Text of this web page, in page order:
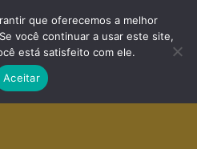
0
que oferecemos a melhor
você continuar a usar este site,
está satisfeito com ele.
Aceitar